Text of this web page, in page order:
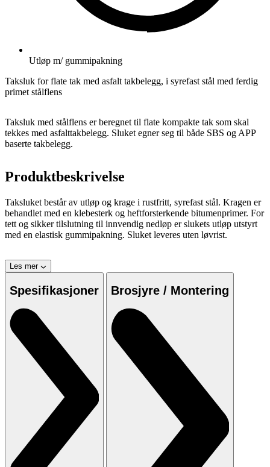
Utløp m/ gummipakning
Taksluk for flate tak med asfalt takbelegg, i syrefast stål med ferdig
primet stålflens
Taksluk med stålflens er beregnet til flate kompakte tak som skal
tekkes med asfalttakbelegg. Sluket egner seg til både SBS og APP
baserte takbelegg.
Produktbeskrivelse
Taksluket består av utløp og krage i rustfritt, syrefast stål. Kragen er
behandlet med en klebesterk og heftforsterkende bitumenprimer. For
tett og sikker tilslutning til innvendig nedløp er slukets utløp utstyrt
med en elastisk gummipakning. Sluket leveres uten løvrist.
Les mer
Spesifikasjoner Brosjyre / Montering